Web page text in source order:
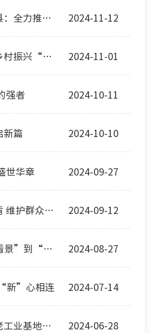
冲刺四季度丨抚顺县：全力推进文旅融合高质量发展 2024-11-12
冲刺四季度｜铺就乡村振兴“快车道” 2024-11-01
强者 2024-10-11
新篇 2024-10-10
世华章 2024-09-27
抚顺：化解信访矛盾 维护群众合法权益 2024-09-12
抚顺：让游客从“看景”到“入景” 2024-08-27
新”心相连 2024-07-14
抚顺城市会客厅：老工业基地的“新特产” 2024-06-28